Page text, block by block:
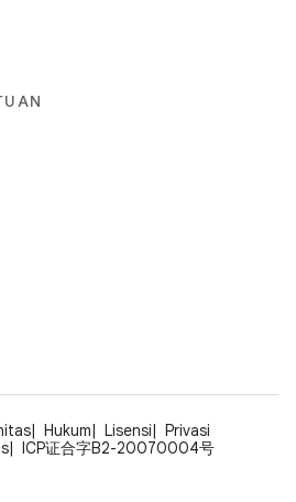
Hukum Lisensi
Privasi
ICP证合字B2-20070004号